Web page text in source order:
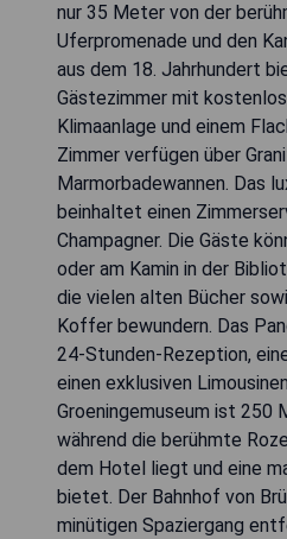
nur 35 Meter von der
Uferpromenade und den
aus dem 18. Jahrhundert
Gästezimmer mit
Klimaanlage und einem
Zimmer verfügen über
Marmorbadewannen. Das
beinhaltet einen
Champagner. Die Gäste
oder am Kamin in der
die vielen alten Bücher
Koffer bewundern. Das
24-Stunden-Rezeption,
einen exklusiven
Groeningemuseum ist 250
während die berühmte
dem Hotel liegt und eine
bietet. Der Bahnhof von
minütigen Spaziergang